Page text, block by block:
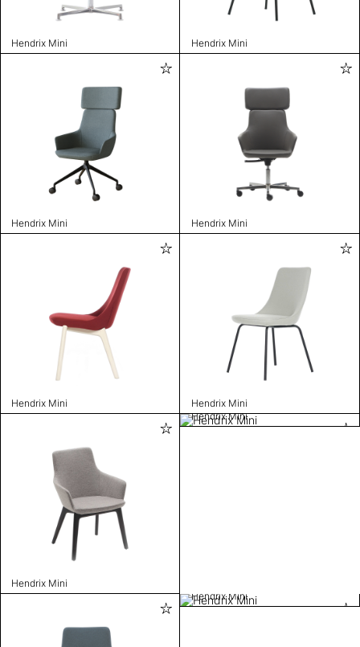
Hendrix Mini Hendrix Mini
Hendrix Mini Hendrix Mini
Hendrix Mini Hendrix Mini
Hendrix Mini
Hendrix Mini
Hendrix Mini